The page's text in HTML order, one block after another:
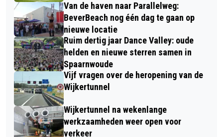
Van de haven naar Parallelweg:
BeverBeach nog één dag te gaan op
nieuwe locatie
Ruim dertig jaar Dance Valley: oude
helden en nieuwe sterren samen in
Spaarnwoude
Vijf vragen over de heropening van de
Wijkertunnel
Wijkertunnel na wekenlange
werkzaamheden weer open voor
verkeer